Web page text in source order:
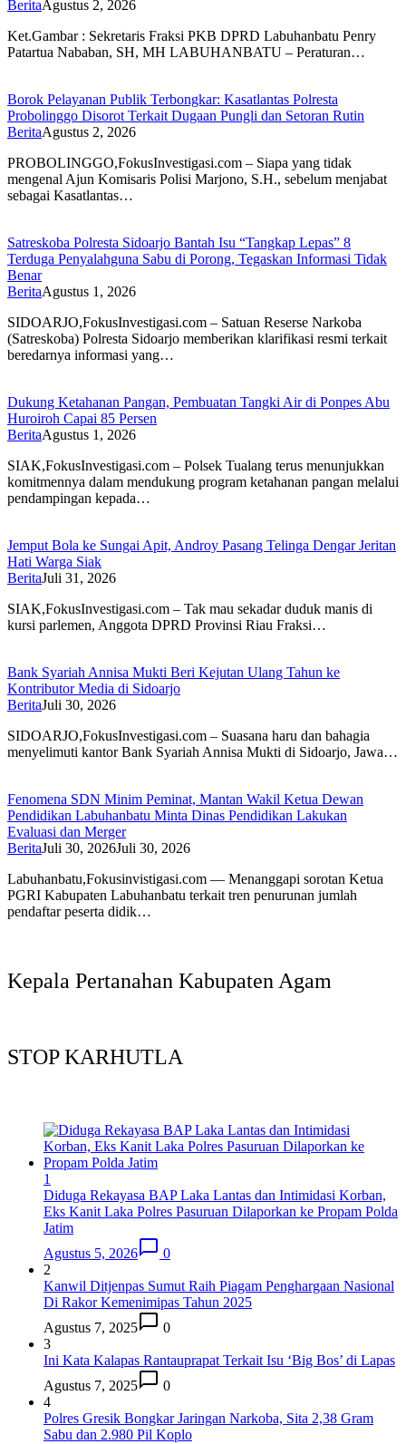
BeritaAgustus 2, 2026
Ket.Gambar : Sekretaris Fraksi PKB DPRD Labuhanbatu Penry
Patartua Nababan, SH, MH LABUHANBATU – Peraturan…
Borok Pelayanan Publik Terbongkar: Kasatlantas Polresta
Probolinggo Disorot Terkait Dugaan Pungli dan Setoran Rutin
BeritaAgustus 2, 2026
PROBOLINGGO,FokusInvestigasi.com – Siapa yang tidak
mengenal Ajun Komisaris Polisi Marjono, S.H., sebelum menjabat
sebagai Kasatlantas…
Satreskoba Polresta Sidoarjo Bantah Isu “Tangkap Lepas” 8
Terduga Penyalahguna Sabu di Porong, Tegaskan Informasi Tidak
Benar
BeritaAgustus 1, 2026
SIDOARJO,FokusInvestigasi.com – Satuan Reserse Narkoba
(Satreskoba) Polresta Sidoarjo memberikan klarifikasi resmi terkait
beredarnya informasi yang…
Dukung Ketahanan Pangan, Pembuatan Tangki Air di Ponpes Abu
Huroiroh Capai 85 Persen
BeritaAgustus 1, 2026
SIAK,FokusInvestigasi.com – Polsek Tualang terus menunjukkan
komitmennya dalam mendukung program ketahanan pangan melalui
pendampingan kepada…
Jemput Bola ke Sungai Apit, Androy Pasang Telinga Dengar Jeritan
Hati Warga Siak
BeritaJuli 31, 2026
SIAK,FokusInvestigasi.com – Tak mau sekadar duduk manis di
kursi parlemen, Anggota DPRD Provinsi Riau Fraksi…
Bank Syariah Annisa Mukti Beri Kejutan Ulang Tahun ke
Kontributor Media di Sidoarjo
BeritaJuli 30, 2026
SIDOARJO,FokusInvestigasi.com – Suasana haru dan bahagia
menyelimuti kantor Bank Syariah Annisa Mukti di Sidoarjo, Jawa…
Fenomena SDN Minim Peminat, Mantan Wakil Ketua Dewan
Pendidikan Labuhanbatu Minta Dinas Pendidikan Lakukan
Evaluasi dan Merger
BeritaJuli 30, 2026Juli 30, 2026
Labuhanbatu,Fokusinvistigasi.com — Menanggapi sorotan Ketua
PGRI Kabupaten Labuhanbatu terkait tren penurunan jumlah
pendaftar peserta didik…
Kepala Pertanahan Kabupaten Agam
STOP KARHUTLA
1
Diduga Rekayasa BAP Laka Lantas dan Intimidasi Korban,
Eks Kanit Laka Polres Pasuruan Dilaporkan ke Propam Polda
Jatim
Agustus 5, 2026
0
2
Kanwil Ditjenpas Sumut Raih Piagam Penghargaan Nasional
Di Rakor Kemenimipas Tahun 2025
Agustus 7, 2025
0
3
Ini Kata Kalapas Rantauprapat Terkait Isu ‘Big Bos’ di Lapas
Agustus 7, 2025
0
4
Polres Gresik Bongkar Jaringan Narkoba, Sita 2,38 Gram
Sabu dan 2.980 Pil Koplo